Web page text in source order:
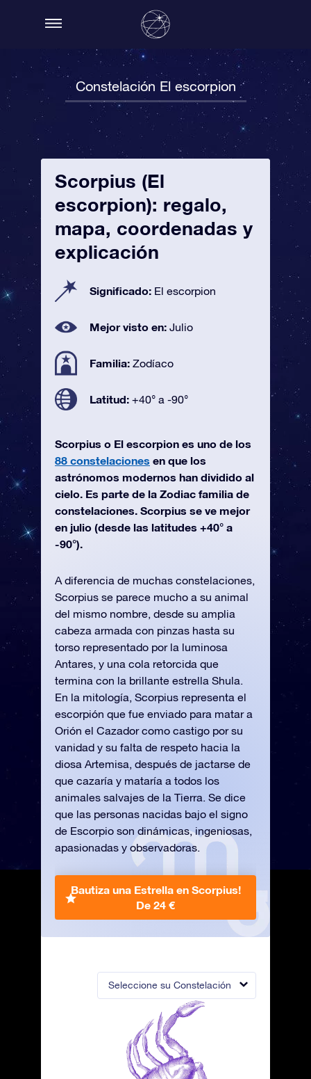
Constelación El escorpion
Seleccione su Constelación
Scorpius (El
escorpion): regalo,
mapa, coordenadas y
explicación
Significado: El escorpion
Mejor visto en: Julio
Familia: Zodíaco
Latitud: +40° a -90°
Scorpius o El escorpion es uno de los
88 constelaciones en que los
astrónomos modernos han dividido al
cielo. Es parte de la Zodiac familia de
constelaciones. Scorpius se ve mejor
en julio (desde las latitudes +40° a
-90°).
A diferencia de muchas constelaciones,
Scorpius se parece mucho a su animal
del mismo nombre, desde su amplia
cabeza armada con pinzas hasta su
torso representado por la luminosa
Antares, y una cola retorcida que
termina con la brillante estrella Shula.
En la mitología, Scorpius representa el
escorpión que fue enviado para matar a
Orión el Cazador como castigo por su
vanidad y su falta de respeto hacia la
diosa Artemisa, después de jactarse de
que cazaría y mataría a todos los
animales salvajes de la Tierra. Se dice
que las personas nacidas bajo el signo
de Escorpio son dinámicas, ingeniosas,
apasionadas y observadoras.
Bautiza una Estrella en Scorpius!
De 24 €